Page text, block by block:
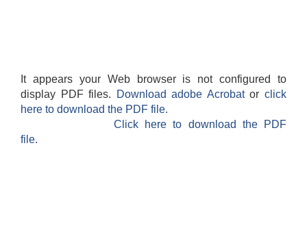
It appears your Web browser is not configured to
display PDF files.
Download adobe Acrobatorclick
here to download the PDF file.
Click here to download the PDF
file.